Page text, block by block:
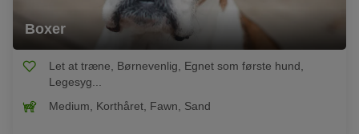
Boxer
Let at træne, Børnevenlig, Egnet som første hund,
Legesyg...
Medium, Korthåret, Fawn, Sand